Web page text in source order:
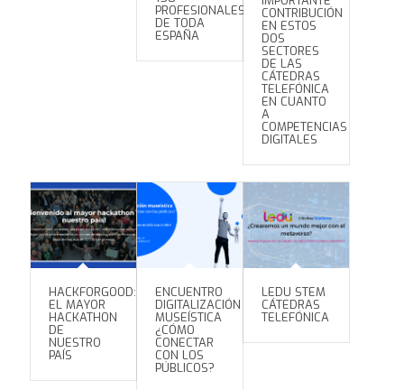
PROFESIONALES
DE TODA
ESPAÑA
CONTRIBUCIÓN
EN ESTOS
DOS
SECTORES
DE LAS
CÁTEDRAS
TELEFÓNICA
EN CUANTO
A
COMPETENCIAS
DIGITALES
HACKFORGOOD:
EL MAYOR
HACKATHON
DE
NUESTRO
PAÍS
ENCUENTRO
DIGITALIZACIÓN
MUSEÍSTICA
¿CÓMO
CONECTAR
CON LOS
PÚBLICOS?
LEDU STEM
CÁTEDRAS
TELEFÓNICA